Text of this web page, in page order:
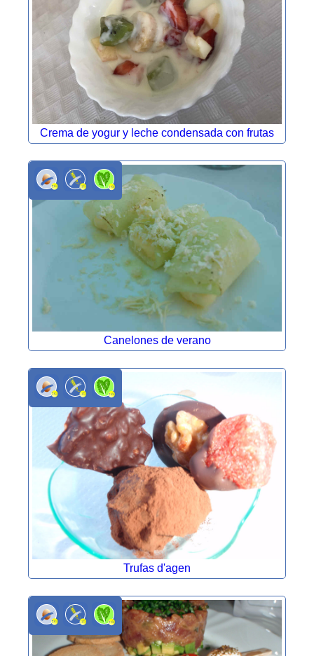
Crema de yogur y leche condensada con frutas
Canelones de verano
Trufas d'agen